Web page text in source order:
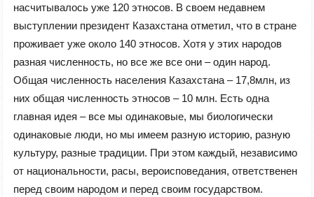
насчитывалось уже 120 этносов. В своем недавнем
выступлении президент Казахстана отметил, что в стране
проживает уже около 140 этносов. Хотя у этих народов
разная численность, но все же все они – один народ.
Общая численность населения Казахстана – 17,8млн, из
них общая численность этносов – 10 млн. Есть одна
главная идея – все мы одинаковые, мы биологически
одинаковые люди, но мы имеем разную историю, разную
культуру, разные традиции. При этом каждый, независимо
от национальности, расы, вероисповедания, ответственен
перед своим народом и перед своим государством.